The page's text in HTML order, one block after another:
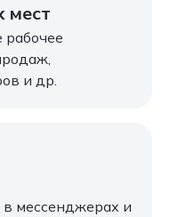
мест
и др.
мессенджерах и